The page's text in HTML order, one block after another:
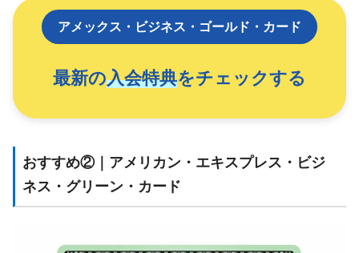
アメックス・ビジネス・ゴールド・カード
最新の入会特典をチェックする
おすすめ②｜アメリカン・エキスプレス・ビジ
ネス・グリーン・カード